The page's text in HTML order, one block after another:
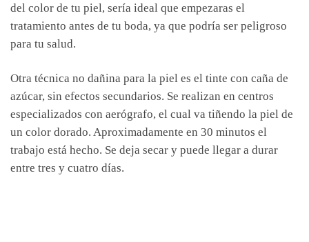
del color de tu piel, sería ideal que empezaras el
tratamiento antes de tu boda, ya que podría ser peligroso
para tu salud.
Otra técnica no dañina para la piel es el tinte con caña de
azúcar, sin efectos secundarios. Se realizan en centros
especializados con aerógrafo, el cual va tiñendo la piel de
un color dorado. Aproximadamente en 30 minutos el
trabajo está hecho. Se deja secar y puede llegar a durar
entre tres y cuatro días.